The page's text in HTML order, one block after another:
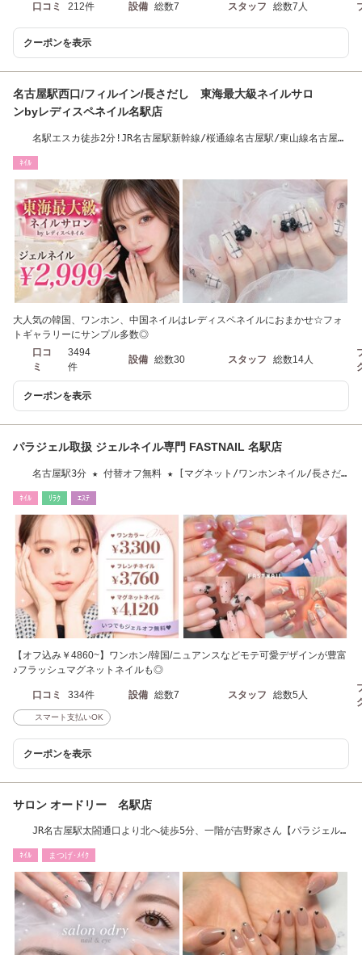
口コミ 212件 設備 総数7 スタッフ 総数7人
クーポンを表示
名古屋駅西口/フィルイン/長さだし 東海最大級ネイルサロ
ンbyレディスペネイル名駅店
名駅エスカ徒歩2分!JR名古屋駅新幹線/桜通線名古屋駅/東山線名古屋
ﾈｲﾙ
大人気の韓国、ワンホン、中国ネイルはレディスペネイルにおまかせ☆フォ
トギャラリーにサンプル多数◎
口コ
ミ
3494
件
設備 総数30 スタッフ 総数14人
クーポンを表示
パラジェル取扱 ジェルネイル専門 FASTNAIL 名駅店
名古屋駅3分 ★ 付替オフ無料 ★ [マグネット/ワンホンネイル/長さだ
ﾈｲﾙ ﾘﾗｸ ｴｽﾃ
【オフ込み￥4860~】ワンホン/韓国/ニュアンスなどモテ可愛デザインが豊富
♪フラッシュマグネットネイルも◎
口コミ 334件 設備 総数7 スタッフ 総数5人
スマート支払いOK
クーポンを表示
サロン オードリー 名駅店
JR名古屋駅太閤通口より北へ徒歩5分、一階が吉野家さん【パラジェル
ﾈｲﾙ まつげ･ﾒｲｸ